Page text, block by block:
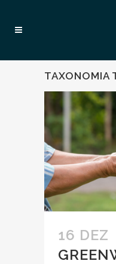
TAXONOMIA
16 DEZ